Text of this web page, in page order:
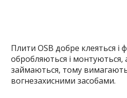
Плити OSB добре клеяться і
обробляються і монтуються,
займаються, тому
вогнезахисними засобами.